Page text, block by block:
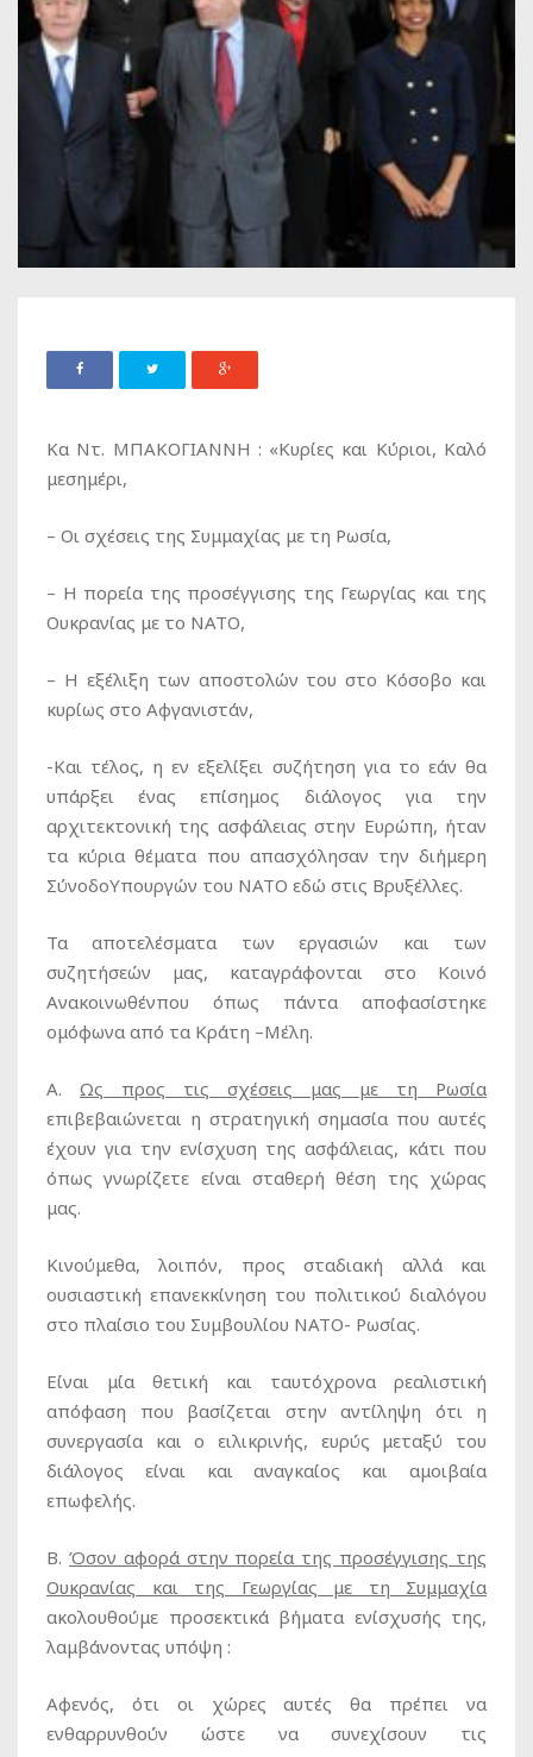
Κα Ντ. ΜΠΑΚΟΓΙΑΝΝΗ : «Κυρίες και Κύριοι, Καλό
μεσημέρι,
– Οι σχέσεις της Συμμαχίας με τη Ρωσία,
– Η πορεία της προσέγγισης της Γεωργίας και της
Ουκρανίας με το ΝΑΤΟ,
– Η εξέλιξη των αποστολών του στο Κόσοβο και
κυρίως στο Αφγανιστάν,
-Και τέλος, η εν εξελίξει συζήτηση για το εάν θα
υπάρξει ένας επίσημος διάλογος για την
αρχιτεκτονική της ασφάλειας στην Ευρώπη, ήταν
τα κύρια θέματα που απασχόλησαν την διήμερη
ΣύνοδοΥπουργών του ΝΑΤΟ εδώ στις Βρυξέλλες.
Τα αποτελέσματα των εργασιών και των
συζητήσεών μας, καταγράφονται στο Κοινό
Ανακοινωθένπου όπως πάντα αποφασίστηκε
ομόφωνα από τα Κράτη –Μέλη.
Α. Ως προς τις σχέσεις μας με τη Ρωσία
επιβεβαιώνεται η στρατηγική σημασία που αυτές
έχουν για την ενίσχυση της ασφάλειας, κάτι που
όπως γνωρίζετε είναι σταθερή θέση της χώρας
μας.
Κινούμεθα, λοιπόν, προς σταδιακή αλλά και
ουσιαστική επανεκκίνηση του πολιτικού διαλόγου
στο πλαίσιο του Συμβουλίου ΝΑΤΟ- Ρωσίας.
Είναι μία θετική και ταυτόχρονα ρεαλιστική
απόφαση που βασίζεται στην αντίληψη ότι η
συνεργασία και ο ειλικρινής, ευρύς μεταξύ του
διάλογος είναι και αναγκαίος και αμοιβαία
επωφελής.
Β. Όσον αφορά στην πορεία της προσέγγισης της
Ουκρανίας και της Γεωργίας με τη Συμμαχία
ακολουθούμε προσεκτικά βήματα ενίσχυσής της,
λαμβάνοντας υπόψη :
Αφενός, ότι οι χώρες αυτές θα πρέπει να
ενθαρρυνθούν ώστε να συνεχίσουν τις